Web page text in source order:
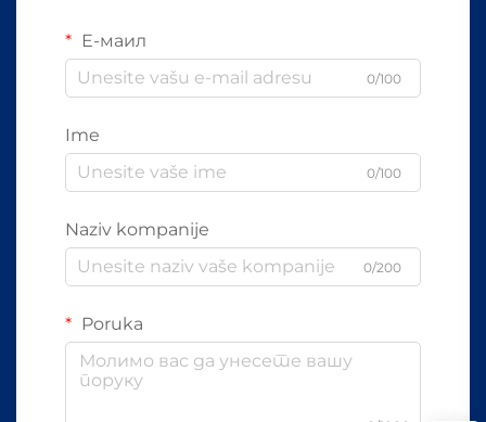
Е-маил
0/100
Ime
0/100
Naziv kompanije
0/200
Poruka